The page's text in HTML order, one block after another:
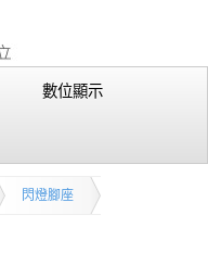
數位顯示
閃燈腳座